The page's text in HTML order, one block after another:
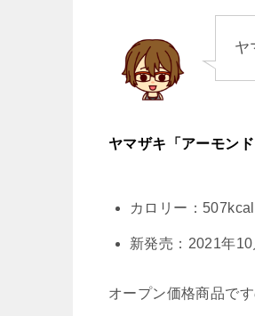
ヤ
ヤマザキ「アーモン
カロリー：507kcal
新発売：2021年10
オープン価格商品で